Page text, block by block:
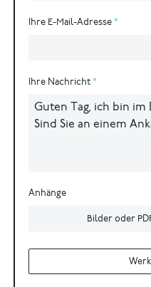
Ihre E-Mail-Adresse
Ihre Nachricht
Anhänge
Bilder oder